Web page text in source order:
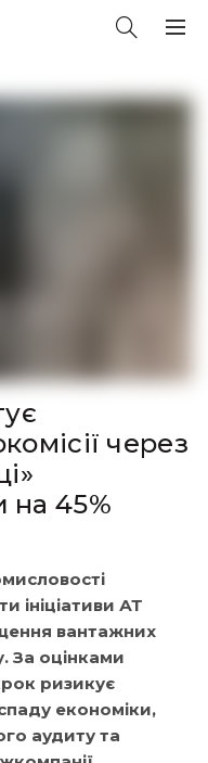
через
на 45%
ініціативи АТ
вантажних
За оцінками
ризикує
економіки,
аудиту та